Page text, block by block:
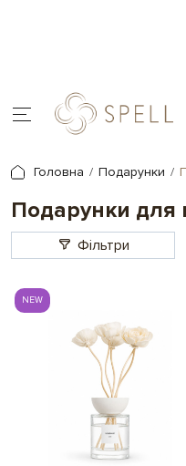
Головна Подарунки
Подарунки для
Фільтри
NEW